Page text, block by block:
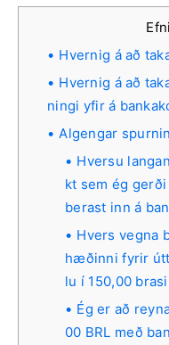
Hvernig á að
Hvernig á að
ningi yfir á
Algengar
Hversu
kt sem ég
berast inn á
Hvers vegna
hæðinni fyrir
lu í 150,00
Ég er að
00 BRL með